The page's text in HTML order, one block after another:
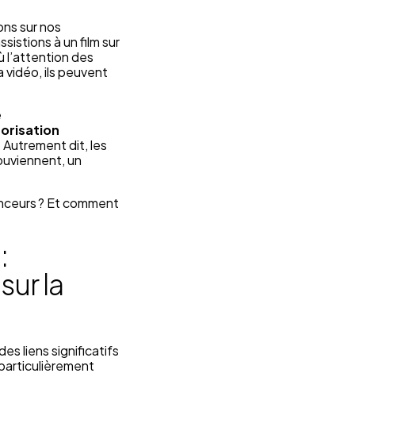
sur nos
à un film sur
l’attention des
vidéo, ils peuvent
Autrement dit, les
un
? Et comment
la
liens significatifs